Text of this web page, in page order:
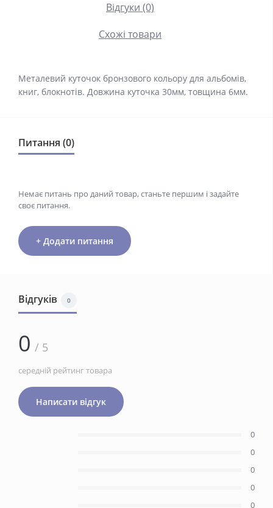
Відгуки (0)
Схожі товари
Металевий куточок бронзового кольору для альбомів,
книг, блокнотів. Довжина куточка 30мм, товщина 6мм.
Питання (0)
Немає питань про даний товар, станьте першим і задайте
своє питання.
+ Додати питання
Відгуків 0
0 / 5
середній рейтинг товара
Написати відгук
0
0
0
0
0